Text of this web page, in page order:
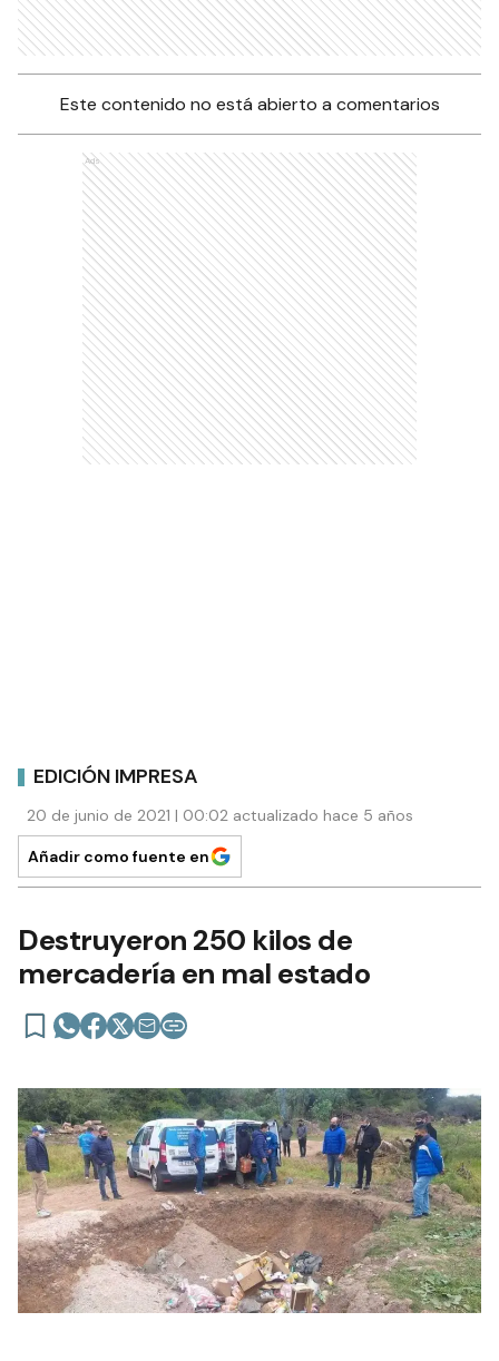
Este contenido no está abierto a comentarios
Ads
EDICIÓN IMPRESA
20 de junio de 2021 | 00:02 actualizado hace 5 años
Añadir como fuente en
Destruyeron 250 kilos de
mercadería en mal estado